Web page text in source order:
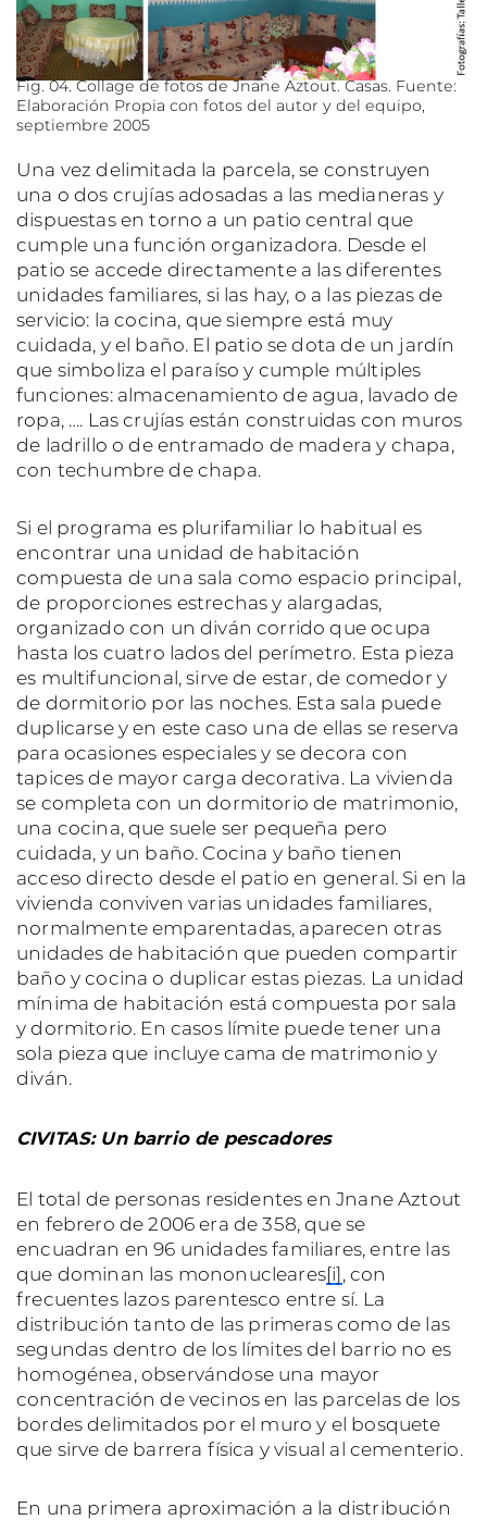
Fig. 04. Collage de fotos de Jnane Aztout. Casas. Fuente:
Elaboración Propia con fotos del autor y del equipo,
septiembre 2005
Una vez delimitada la parcela, se construyen
una o dos crujías adosadas a las medianeras y
dispuestas en torno a un patio central que
cumple una función organizadora. Desde el
patio se accede directamente a las diferentes
unidades familiares, si las hay, o a las piezas de
servicio: la cocina, que siempre está muy
cuidada, y el baño. El patio se dota de un jardín
que simboliza el paraíso y cumple múltiples
funciones: almacenamiento de agua, lavado de
ropa, …. Las crujías están construidas con muros
de ladrillo o de entramado de madera y chapa,
con techumbre de chapa.
Si el programa es plurifamiliar lo habitual es
encontrar una unidad de habitación
compuesta de una sala como espacio principal,
de proporciones estrechas y alargadas,
organizado con un diván corrido que ocupa
hasta los cuatro lados del perímetro. Esta pieza
es multifuncional, sirve de estar, de comedor y
de dormitorio por las noches. Esta sala puede
duplicarse y en este caso una de ellas se reserva
para ocasiones especiales y se decora con
tapices de mayor carga decorativa. La vivienda
se completa con un dormitorio de matrimonio,
una cocina, que suele ser pequeña pero
cuidada, y un baño. Cocina y baño tienen
acceso directo desde el patio en general. Si en la
vivienda conviven varias unidades familiares,
normalmente emparentadas, aparecen otras
unidades de habitación que pueden compartir
baño y cocina o duplicar estas piezas. La unidad
mínima de habitación está compuesta por sala
y dormitorio. En casos límite puede tener una
sola pieza que incluye cama de matrimonio y
diván.
CIVITAS: Un barrio de pescadores
El total de personas residentes en Jnane Aztout
en febrero de 2006 era de 358, que se
encuadran en 96 unidades familiares, entre las
que dominan las mononucleares[i], con
frecuentes lazos parentesco entre sí. La
distribución tanto de las primeras como de las
segundas dentro de los límites del barrio no es
homogénea, observándose una mayor
concentración de vecinos en las parcelas de los
bordes delimitados por el muro y el bosquete
que sirve de barrera física y visual al cementerio.
En una primera aproximación a la distribución